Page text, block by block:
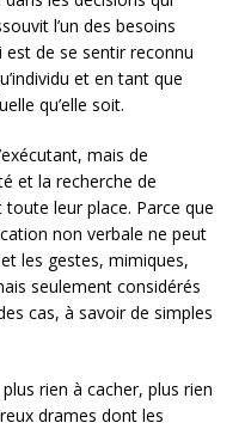
l’un des besoins
est de se sentir reconnu
et en tant que
qu’elle soit.
mais de
et la recherche de
leur place. Parce que
non verbale ne peut
les gestes, mimiques,
seulement considérés
cas, à savoir de simples
rien à cacher, plus rien
drames dont les